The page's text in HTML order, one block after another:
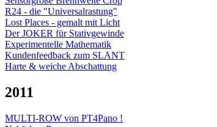
R24 - die "Universalrastung"
Lost Places - gemalt mit Licht
Der JOKER für Stativgewinde
Experimentelle Mathematik
Kundenfeedback zum SLANT
Harte & weiche Abschattung
2011
MULTI-ROW von PT4Pano !